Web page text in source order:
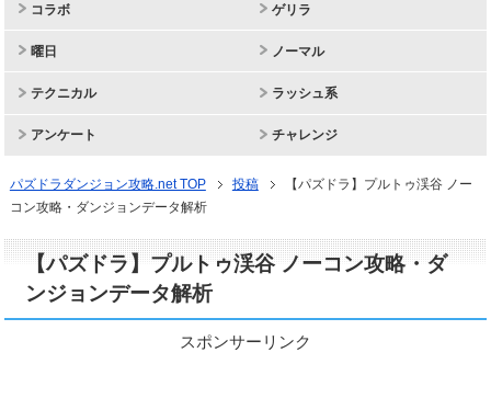
コラボ ゲリラ
曜日 ノーマル
テクニカル ラッシュ系
アンケート チャレンジ
パズドラダンジョン攻略.net TOP 投稿
【パズドラ】プルトゥ渓谷 ノー
コン攻略・ダンジョンデータ解析
【パズドラ】プルトゥ渓谷 ノーコン攻略・ダ
ンジョンデータ解析
スポンサーリンク